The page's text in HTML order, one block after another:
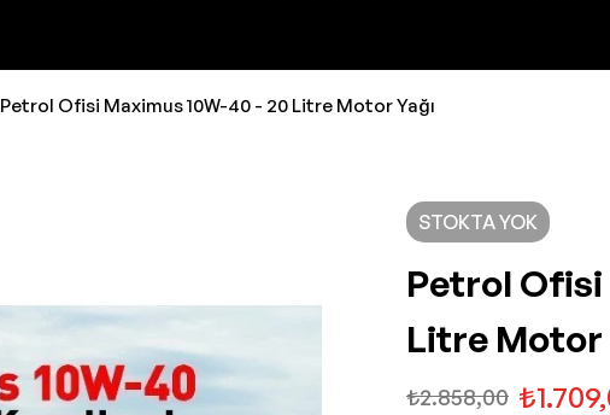
Petrol Ofisi Maximus 10W-40 - 20 Litre Motor Yağı
STOKTA YOK
Petrol Ofisi
Litre Motor
₺2.858,00 ₺